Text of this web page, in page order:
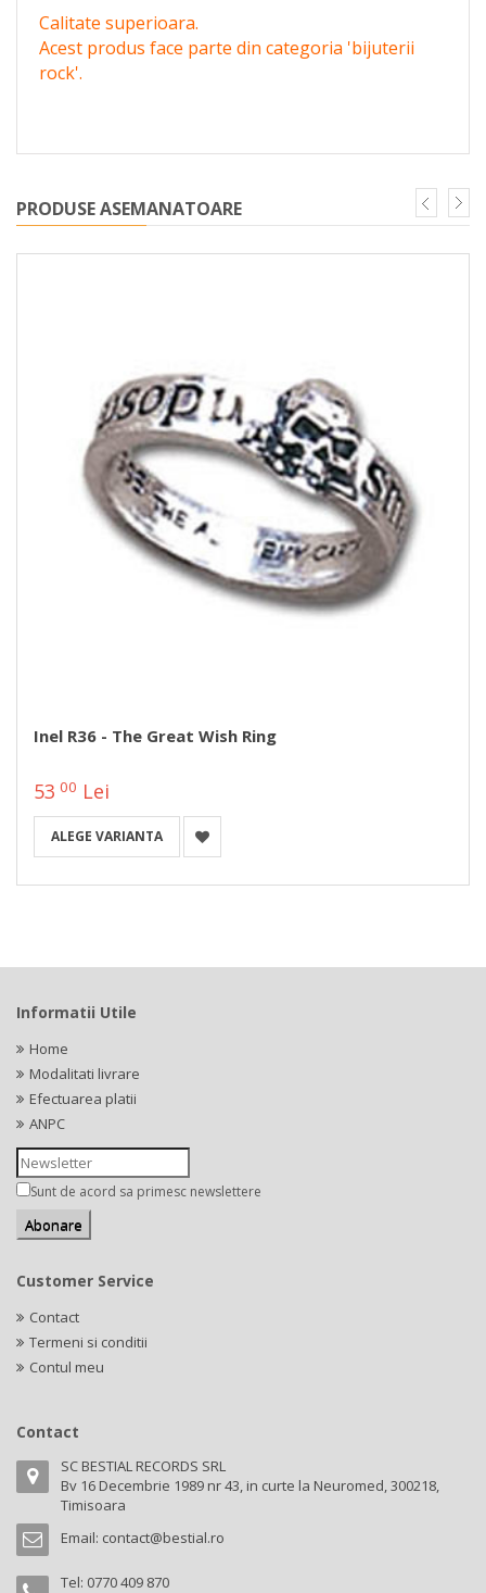
Calitate superioara.
Acest produs face parte din categoria 'bijuterii
rock'.
PRODUSE ASEMANATOARE
Inel R36 - The Great Wish Ring
53 00 Lei
ALEGE VARIANTA
Informatii Utile
Home
Modalitati livrare
Efectuarea platii
ANPC
Sunt de acord sa primesc newslettere
Customer Service
Contact
Termeni si conditii
Contul meu
Contact
SC BESTIAL RECORDS SRL
Bv 16 Decembrie 1989 nr 43, in curte la Neuromed, 300218,
Timisoara
Email: contact@bestial.ro
Tel: 0770 409 870